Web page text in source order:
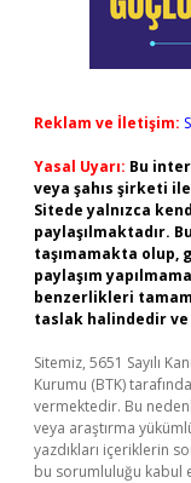
Reklam ve İletişim:
Yasal Uyarı: Bu
veya şahıs şirketi
Sitede yalnızca
paylaşılmaktadır.
taşımamakta olup,
paylaşım
benzerlikleri
taslak halindedir
Sitemiz, 5651 Sayılı
Kurumu (BTK)
vermektedir. Bu
veya araştırma
yazdıkları içeriklerin
bu sorumluluğu kabul